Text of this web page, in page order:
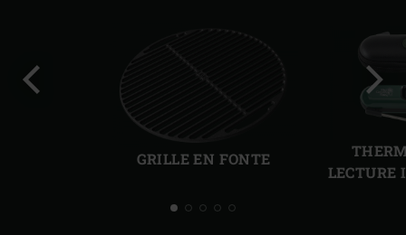
GRILLE EN FONTE
LECTURE